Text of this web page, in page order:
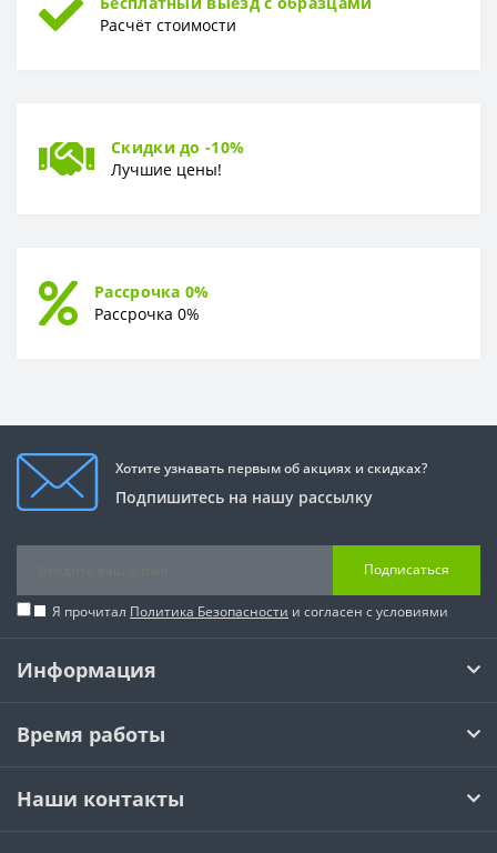
Расчёт стоимости
Скидки до -10%
Лучшие цены!
Рассрочка 0%
Рассрочка 0%
Хотите узнавать первым об акциях и скидках?
Подпишитесь на нашу рассылку
Подписаться
Я прочитал Политика Безопасности и согласен с условиями
Информация
Время работы
Наши контакты